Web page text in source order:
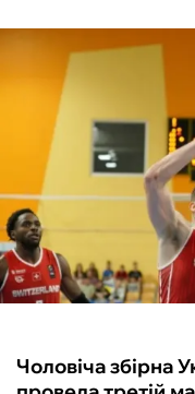
КІБЕРСПОРТ
ЧС-2026
ФУТЗАЛ
ІНШІ
БУКМЕКЕРИ
Чоловіча збірна